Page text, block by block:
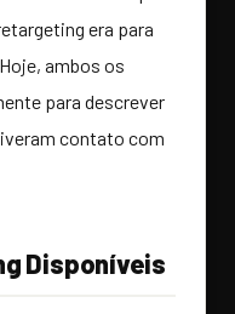
era para
ambos os
para descrever
contato com
Disponíveis